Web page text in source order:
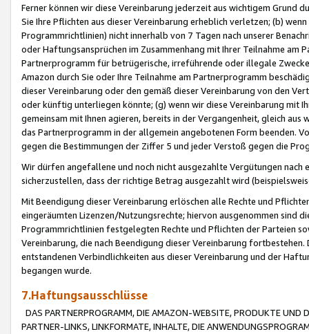
Ferner können wir diese Vereinbarung jederzeit aus wichtigem Grund
Sie Ihre Pflichten aus dieser Vereinbarung erheblich verletzen; (b)
Programmrichtlinien) nicht innerhalb von 7 Tagen nach unserer
oder Haftungsansprüchen im Zusammenhang mit Ihrer Teilnahme am
Partnerprogramm für betrügerische, irreführende oder illegale
Amazon durch Sie oder Ihre Teilnahme am Partnerprogramm
dieser Vereinbarung oder den gemäß dieser Vereinbarung von den
oder künftig unterliegen könnte; (g) wenn wir diese Vereinbarung mit
gemeinsam mit Ihnen agieren, bereits in der Vergangenheit, gleich
das Partnerprogramm in der allgemein angebotenen Form beenden.
gegen die Bestimmungen der Ziffer 5 und jeder Verstoß gegen die
Wir dürfen angefallene und noch nicht ausgezahlte Vergütungen
sicherzustellen, dass der richtige Betrag ausgezahlt wird
Mit Beendigung dieser Vereinbarung erlöschen alle Rechte und
eingeräumten Lizenzen/Nutzungsrechte; hiervon ausgenommen sind
Programmrichtlinien festgelegten Rechte und Pflichten der Parteien
Vereinbarung, die nach Beendigung dieser Vereinbarung
entstandenen Verbindlichkeiten aus dieser Vereinbarung und der
begangen wurde.
7.Haftungsausschlüsse
DAS PARTNERPROGRAMM, DIE AMAZON-WEBSITE, PRODUKTE UND
PARTNER-LINKS, LINKFORMATE, INHALTE, DIE